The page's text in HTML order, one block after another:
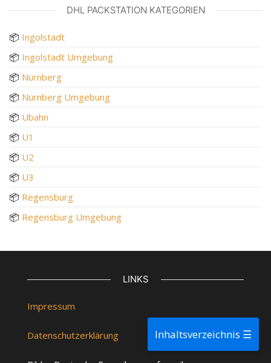
DHL PACKSTATION KATEGORIEN
📦 Ingolstadt
📦 Ingolstadt Umgebung
📦 Nürnberg
📦 Nürnberg Umgebung
📦 Ubahn
📦 U1
📦 U2
📦 U3
📦 Regensburg
📦 Regensburg Umgebung
LINKS
Impressum
Datenschutzerklärung Inhaltsverzeichnis ☰